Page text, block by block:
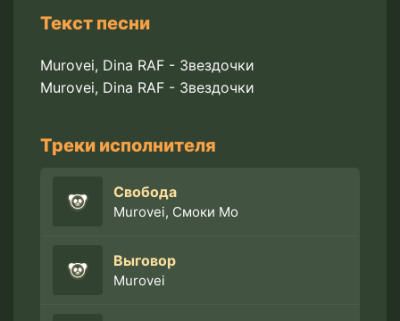
Текст песни
Murovei, Dina RAF - Звездочки
Murovei, Dina RAF - Звездочки
Треки исполнителя
Свобода
Murovei, Смоки Мо
Выговор
Murovei